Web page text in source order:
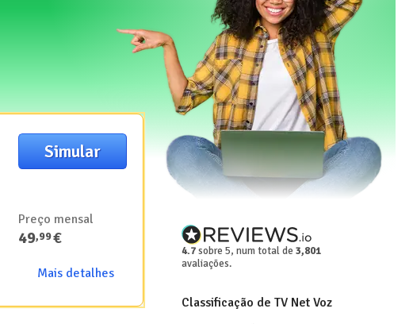
Preço mensal
49,99€
Mais detalhes
Simular
4.7sobre 5, num total de3,801
avaliações.
Classificação deTV Net Voz